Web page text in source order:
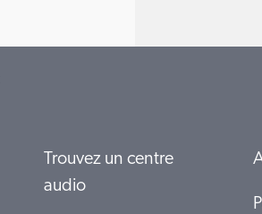
Trouvez un centre
audio